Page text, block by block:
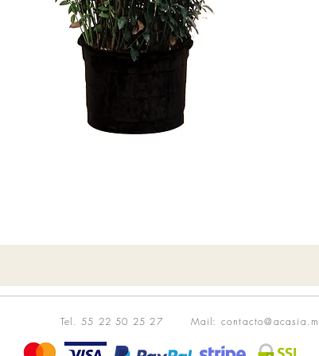
Tel. 55 22 50 25 27 Mail: